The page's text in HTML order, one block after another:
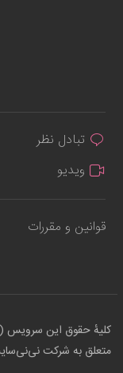
تبادل نظر
ویدیو
قوانین و مقررات
کلیهٔ حقوق این سرویس
متعلق به شرکت